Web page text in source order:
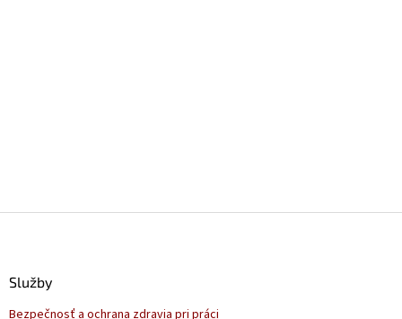
Služby
Bezpečnosť a ochrana zdravia pri práci